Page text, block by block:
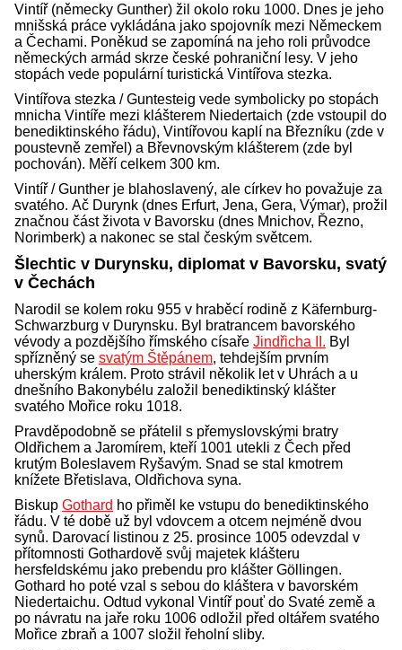
Vintíř (německy Gunther) žil okolo roku 1000. Dnes je jeho
mnišská práce vykládána jako spojovník mezi Německem
a Čechami. Poněkud se zapomíná na jeho roli průvodce
německých armád skrze české pohraniční lesy. V jeho
stopách vede populární turistická Vintířova stezka.
Vintířova stezka / Guntesteig vede symbolicky po stopách
mnicha Vintíře mezi klášterem Niedertaich (zde vstoupil do
benediktinského řádu), Vintířovou kaplí na Březníku (zde v
poustevně zemřel) a Břevnovským klášterem (zde byl
pochován). Měří celkem 300 km.
Vintíř / Gunther je blahoslavený, ale církev ho považuje za
svatého. Ač Durynk (dnes Erfurt, Jena, Gera, Výmar), prožil
značnou část života v Bavorsku (dnes Mnichov, Řezno,
Norimberk) a nakonec se stal českým světcem.
Šlechtic v Durynsku, diplomat v Bavorsku, svatý
v Čechách
Narodil se kolem roku 955 v hraběcí rodině z Käfernburg-
Schwarzburg v Durynsku. Byl bratrancem bavorského
vévody a pozdějšího římského císaře Jindřicha II. Byl
spřízněný se svatým Štěpánem, tehdejším prvním
uherským králem. Proto strávil několik let v Uhrách a u
dnešního Bakonybélu založil benediktinský klášter
svatého Mořice roku 1018.
Pravděpodobně se přátelil s přemyslovskými bratry
Oldřichem a Jaromírem, kteří 1001 utekli z Čech před
krutým Boleslavem Ryšavým. Snad se stal kmotrem
knížete Břetislava, Oldřichova syna.
Biskup Gothard ho přiměl ke vstupu do benediktinského
řádu. V té době už byl vdovcem a otcem nejméně dvou
synů. Darovací listinou z 25. prosince 1005 odevzdal v
přítomnosti Gothardově svůj majetek klášteru
hersfeldskému jako prebendu pro klášter Göllingen.
Gothard ho poté vzal s sebou do kláštera v bavorském
Niedertaichu. Odtud vykonal Vintíř pouť do Svaté země a
po návratu na jaře roku 1006 odložil před oltářem svatého
Mořice zbraň a 1007 složil řeholní sliby.